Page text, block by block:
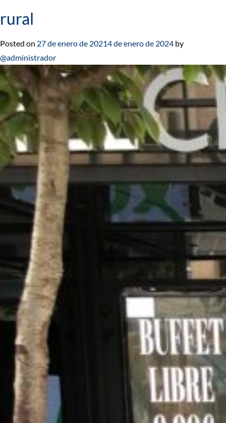
rural
Posted on 27 de enero de 20214 de enero de 2024 by
@administrador